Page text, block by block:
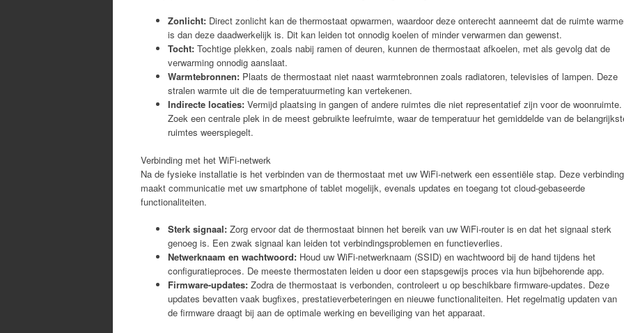
Zonlicht: Direct zonlicht kan de thermostaat opwarmen, waardoor deze onterecht aanneemt dat de ruimte
is dan deze daadwerkelijk is. Dit kan leiden tot onnodig koelen of minder verwarmen dan gewenst.
Tocht: Tochtige plekken, zoals nabij ramen of deuren, kunnen de thermostaat afkoelen, met als gevolg dat de
verwarming onnodig aanslaat.
Warmtebronnen: Plaats de thermostaat niet naast warmtebronnen zoals radiatoren, televisies of lampen. Deze
stralen warmte uit die de temperatuurmeting kan vertekenen.
Indirecte locaties: Vermijd plaatsing in gangen of andere ruimtes die niet representatief zijn voor de woonruimte.
Zoek een centrale plek in de meest gebruikte leefruimte, waar de temperatuur het gemiddelde van de
ruimtes weerspiegelt.
Verbinding met het WiFi-netwerk
Na de fysieke installatie is het verbinden van de thermostaat met uw WiFi-netwerk een essentiële stap. Deze verbinding
maakt communicatie met uw smartphone of tablet mogelijk, evenals updates en toegang tot cloud-gebaseerde
functionaliteiten.
Sterk signaal: Zorg ervoor dat de thermostaat binnen het bereik van uw WiFi-router is en dat het signaal sterk
genoeg is. Een zwak signaal kan leiden tot verbindingsproblemen en functieverlies.
Netwerknaam en wachtwoord: Houd uw WiFi-netwerknaam (SSID) en wachtwoord bij de hand tijdens het
configuratieproces. De meeste thermostaten leiden u door een stapsgewijs proces via hun bijbehorende app.
Firmware-updates: Zodra de thermostaat is verbonden, controleert u op beschikbare firmware-updates. Deze
updates bevatten vaak bugfixes, prestatieverbeteringen en nieuwe functionaliteiten. Het regelmatig updaten van
de firmware draagt bij aan de optimale werking en beveiliging van het apparaat.